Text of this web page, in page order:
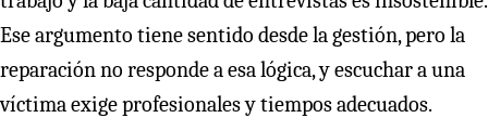
Ese argumento tiene sentido desde la gestión, pero la
reparación no responde a esa lógica, y escuchar a una
víctima exige profesionales y tiempos adecuados.